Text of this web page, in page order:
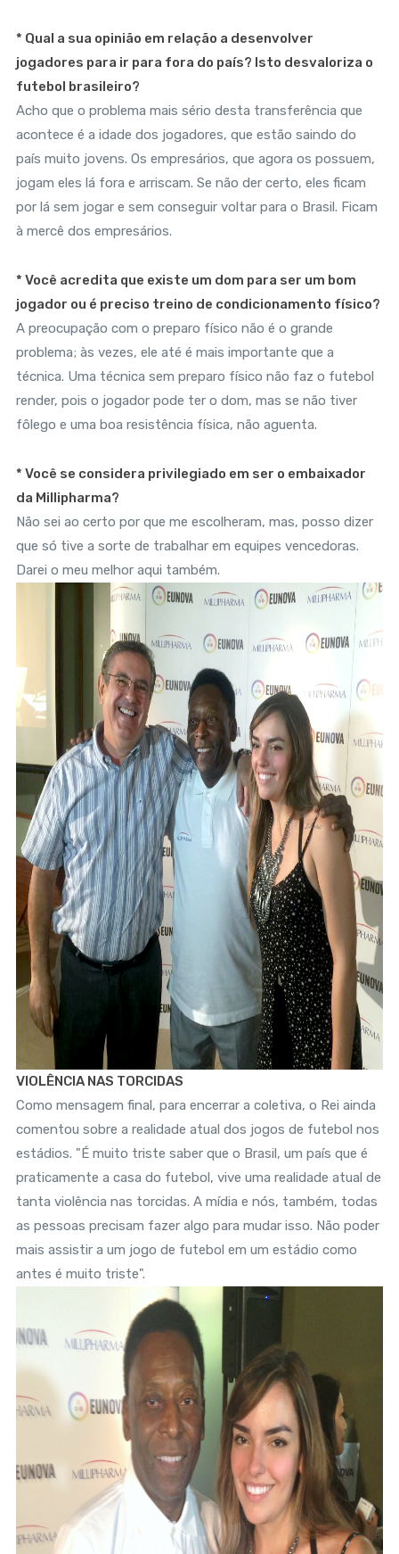
* Qual a sua opinião em relação a desenvolver
jogadores para ir para fora do país? Isto desvaloriza o
futebol brasileiro?
Acho que o problema mais sério desta transferência que
acontece é a idade dos jogadores, que estão saindo do
país muito jovens. Os empresários, que agora os possuem,
jogam eles lá fora e arriscam. Se não der certo, eles ficam
por lá sem jogar e sem conseguir voltar para o Brasil. Ficam
à mercê dos empresários.
* Você acredita que existe um dom para ser um bom
jogador ou é preciso treino de condicionamento físico?
A preocupação com o preparo físico não é o grande
problema; às vezes, ele até é mais importante que a
técnica. Uma técnica sem preparo físico não faz o futebol
render, pois o jogador pode ter o dom, mas se não tiver
fôlego e uma boa resistência física, não aguenta.
* Você se considera privilegiado em ser o embaixador
da Millipharma?
Não sei ao certo por que me escolheram, mas, posso dizer
que só tive a sorte de trabalhar em equipes vencedoras.
Darei o meu melhor aqui também.
VIOLÊNCIA NAS TORCIDAS
Como mensagem final, para encerrar a coletiva, o Rei ainda
comentou sobre a realidade atual dos jogos de futebol nos
estádios. "É muito triste saber que o Brasil, um país que é
praticamente a casa do futebol, vive uma realidade atual de
tanta violência nas torcidas. A mídia e nós, também, todas
as pessoas precisam fazer algo para mudar isso. Não poder
mais assistir a um jogo de futebol em um estádio como
antes é muito triste".